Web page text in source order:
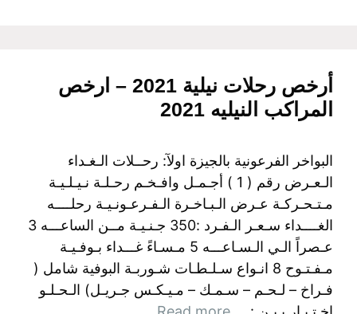
أرخص رحلات نيلية 2021 – ‫ارخص
المراكب النيليه 2021
البواخر الفرعونية بالجيزة اولآ: رحــلات الـغـداء
الـعـرض رقم ( 1 ) أجـمـل وافـخـم رحـلـة نـيـلـيـة
مـتـحـركـة عـرض الـبـاخـرة الـفـرعـونـيـة رحلــــه
الغــــداء سـعـر الـفـرد :350 جـنـيـة مــن الساعـــه 3
عـصراً الـي الـسـاعـــه 5 مـسـاءً غـــداء بـوفـيـة
مـفـتـوح 8 انـواع سـلـطـات شـوربـة البوفية شامل (
فـراخ – لـحـم – سـمـك – مـيـكـس جـريـل) الـحـلـو